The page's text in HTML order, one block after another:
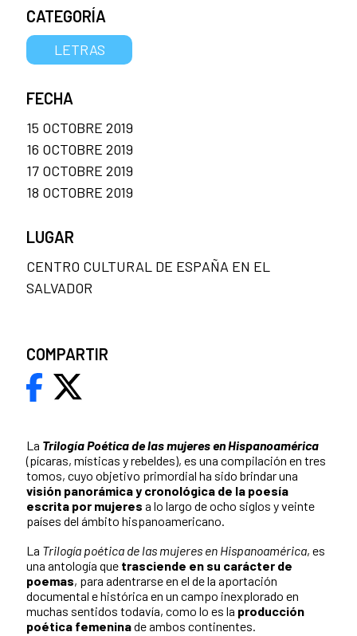
La Trilogía Poética de las mujeres en Hispanoamérica
(pícaras, místicas y rebeldes), es una compilación en tres
tomos, cuyo objetivo primordial ha sido brindar una
visión panorámica y cronológica de la poesía
escrita por mujeres a lo largo de ocho siglos y veinte
países del ámbito hispanoamericano.
La Trilogía poética de las mujeres en Hispanoamérica, es
una antología que trasciende en su carácter de
poemas, para adentrarse en el de la aportación
documental e histórica en un campo inexplorado en
muchas sentidos todavía, como lo es la producción
poética femeninade ambos continentes.
CATEGORÍA
LETRAS
FECHA
15 OCTOBRE 2019
16 OCTOBRE 2019
17 OCTOBRE 2019
18 OCTOBRE 2019
LUGAR
CENTRO CULTURAL DE ESPAÑA EN EL
SALVADOR
COMPARTIR